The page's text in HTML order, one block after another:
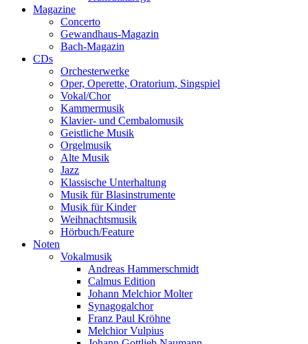
Magazine
Concerto
Gewandhaus-Magazin
Bach-Magazin
CDs
Orchesterwerke
Oper, Operette, Oratorium, Singspiel
Vokal/Chor
Kammermusik
Klavier- und Cembalomusik
Geistliche Musik
Orgelmusik
Alte Musik
Jazz
Klassische Unterhaltung
Musik für Blasinstrumente
Musik für Kinder
Weihnachtsmusik
Hörbuch/Feature
Noten
Vokalmusik
Andreas Hammerschmidt
Calmus Edition
Johann Melchior Molter
Synagogalchor
Franz Paul Kröhne
Melchior Vulpius